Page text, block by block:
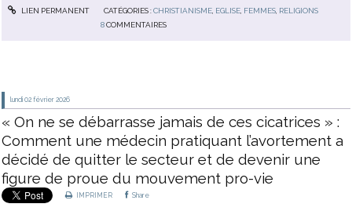
LIEN PERMANENT CATÉGORIES :CHRISTIANISME, EGLISE, FEMMES, RELIGIONS
8 COMMENTAIRES
lundi 02 février 2026
« On ne se débarrasse jamais de ces cicatrices » :
Comment une médecin pratiquant l’avortement a
décidé de quitter le secteur et de devenir une
figure de proue du mouvement pro-vie
IMPRIMER Share